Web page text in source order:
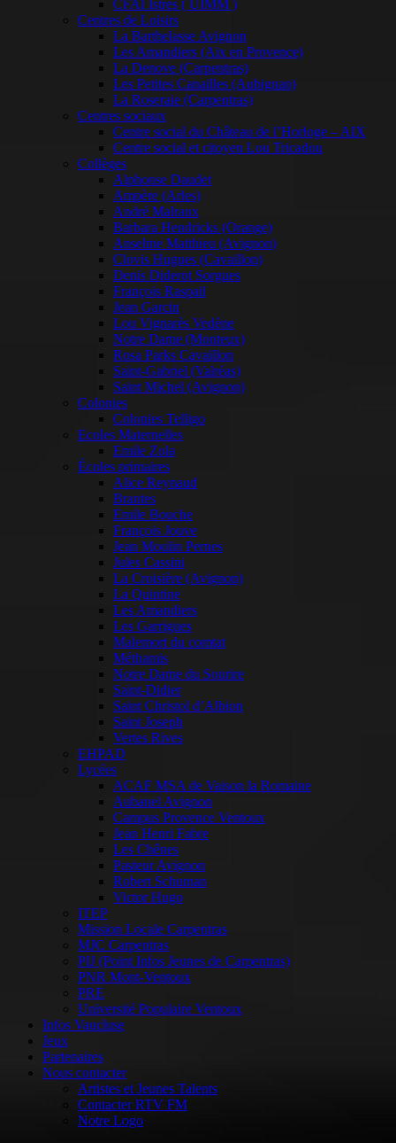
CFAI Istres ( UIMM )
Centres de Loisirs
La Barthelasse Avignon
Les Amandiers (Aix en Provence)
La Denove (Carpentras)
Les Petites Canailles (Aubignan)
La Roseraie (Carpentras)
Centres sociaux
Centre social du Château de l’Horloge – AIX
Centre social et citoyen Lou Tricadou
Collèges
Alphonse Daudet
Ampère (Arles)
André Malraux
Barbara Hendricks (Orange)
Anselme Matthieu (Avignon)
Clovis Hugues (Cavaillon)
Denis Diderot Sorgues
François Raspail
Jean Garcin
Lou Vignarès Vedène
Notre Dame (Monteux)
Rosa Parks Cavaillon
Saint-Gabriel (Valréas)
Saint Michel (Avignon)
Colonies
Colonies Telligo
Ecoles Maternelles
Emile Zola
Écoles primaires
Alice Reynaud
Brantes
Emile Bouche
François Jouve
Jean Moulin Pernes
Jules Cassini
La Croisière (Avignon)
La Quintine
Les Amandiers
Les Garrigues
Malemort du comtat
Méthamis
Notre Dame du Sourire
Saint-Didier
Saint Christol d’Albion
Saint Joseph
Vertes Rives
EHPAD
Lycées
ACAF MSA de Vaison la Romaine
Aubanel Avignon
Campus Provence Ventoux
Jean Henri Fabre
Les Chênes
Pasteur Avignon
Robert Schuman
Victor Hugo
ITEP
Mission Locale Carpentras
MJC Carpentras
PIJ (Point Infos Jeunes de Carpentras)
PNR Mont-Ventoux
PRE
Université Populaire Ventoux
Infos Vaucluse
Jeux
Partenaires
Nous contacter
Artistes et Jeunes Talents
Contacter RTV FM
Notre Logo